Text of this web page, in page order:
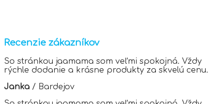
variants.
The
options
may
be
chosen
on
the
Recenzie zákazníkov
So stránkou jaamama som veľmi spokojná. Vždy
rýchle dodanie a krásne produkty za skvelú cenu.
Janka / Bardejov